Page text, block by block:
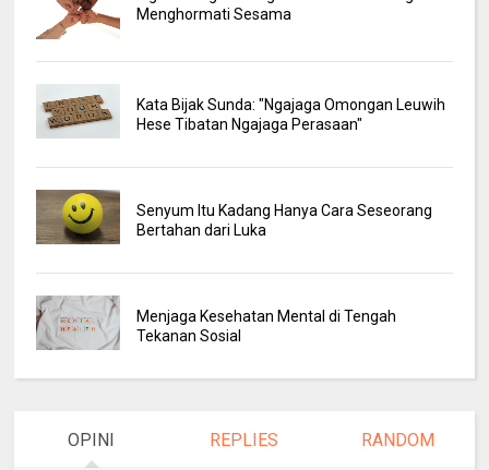
Menghormati Sesama
Kata Bijak Sunda: "Ngajaga Omongan Leuwih
Hese Tibatan Ngajaga Perasaan"
Senyum Itu Kadang Hanya Cara Seseorang
Bertahan dari Luka
Menjaga Kesehatan Mental di Tengah
Tekanan Sosial
OPINI REPLIES RANDOM